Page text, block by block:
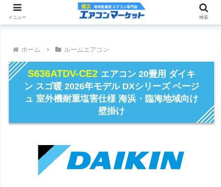
ホーム ルームエアコン
S636ATDV-CE2 エアコン 20畳用 ダイキ
ン スゴ暖 2026年モデル DXシリーズ ベージ
ュ 室外機耐重塩害仕様 海浜・臨海地域向け
壁掛け
メニュー 検索